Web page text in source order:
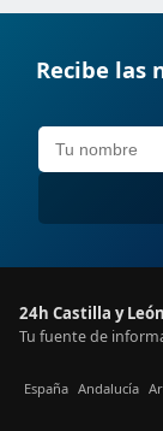
Recibe las
24h Castilla y León
Tu fuente de
España Andalucía